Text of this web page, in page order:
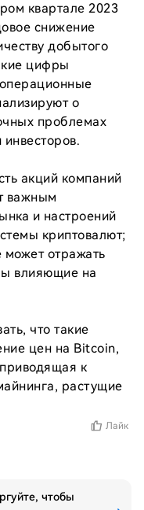
квартале 2023
снижение
добытого
цифры
о
проблемах
акций компаний
важным
и настроений
криптовалют;
отражать
влияющие на
что такие
цен на Bitcoin,
к
растущие
Лайк
чтобы